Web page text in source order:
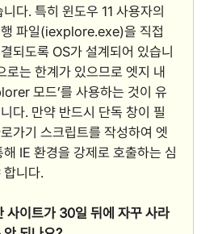
다. 특히 윈도우 11 사용자의
파일(iexplore.exe)을 직접
되도록 OS가 설계되어 있습니
로는 한계가 있으므로 엣지 내
모드’를 사용하는 것이 유
다. 만약 반드시 단독 창이 필
가기 스크립트를 작성하여 엣
IE 환경을 강제로 호출하는 심
합니다.
사이트가 30일 뒤에 자꾸 사라